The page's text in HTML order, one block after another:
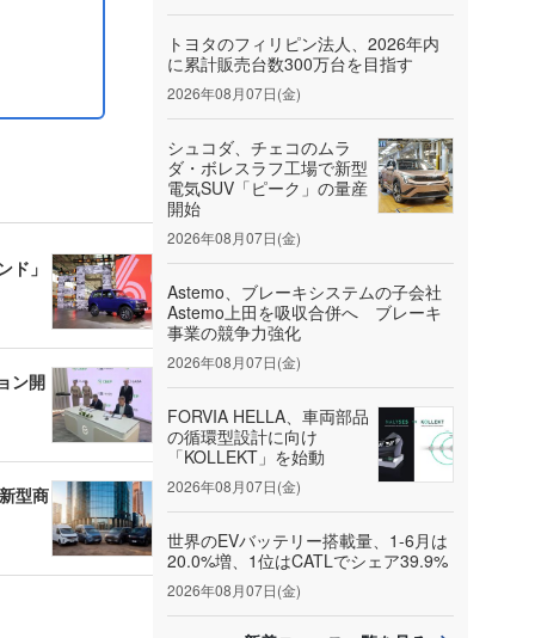
ド」
ン開
型商
トヨタのフィリピン法人、2026年内
に累計販売台数300万台を目指す
2026年08月07日(金)
シュコダ、チェコのムラ
ダ・ボレスラフ工場で新型
電気SUV「ピーク」の量産
開始
2026年08月07日(金)
Astemo、ブレーキシステムの子会社
Astemo上田を吸収合併へ ブレーキ
事業の競争力強化
2026年08月07日(金)
FORVIA HELLA、車両部品
の循環型設計に向け
「KOLLEKT」を始動
2026年08月07日(金)
世界のEVバッテリー搭載量、1-6月は
20.0%増、1位はCATLでシェア39.9%
2026年08月07日(金)